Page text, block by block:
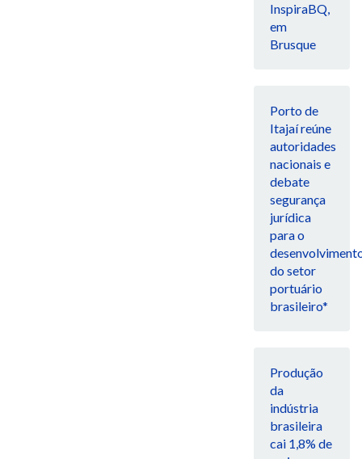
InspiraBQ,
em
Brusque
Porto de
Itajaí reúne
autoridades
nacionais e
debate
segurança
jurídica
para o
do setor
portuário
brasileiro*
Produção
da
indústria
brasileira
cai 1,8% de